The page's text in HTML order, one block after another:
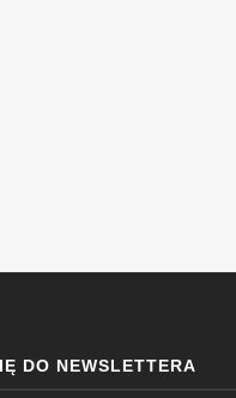
DO NEWSLETTERA